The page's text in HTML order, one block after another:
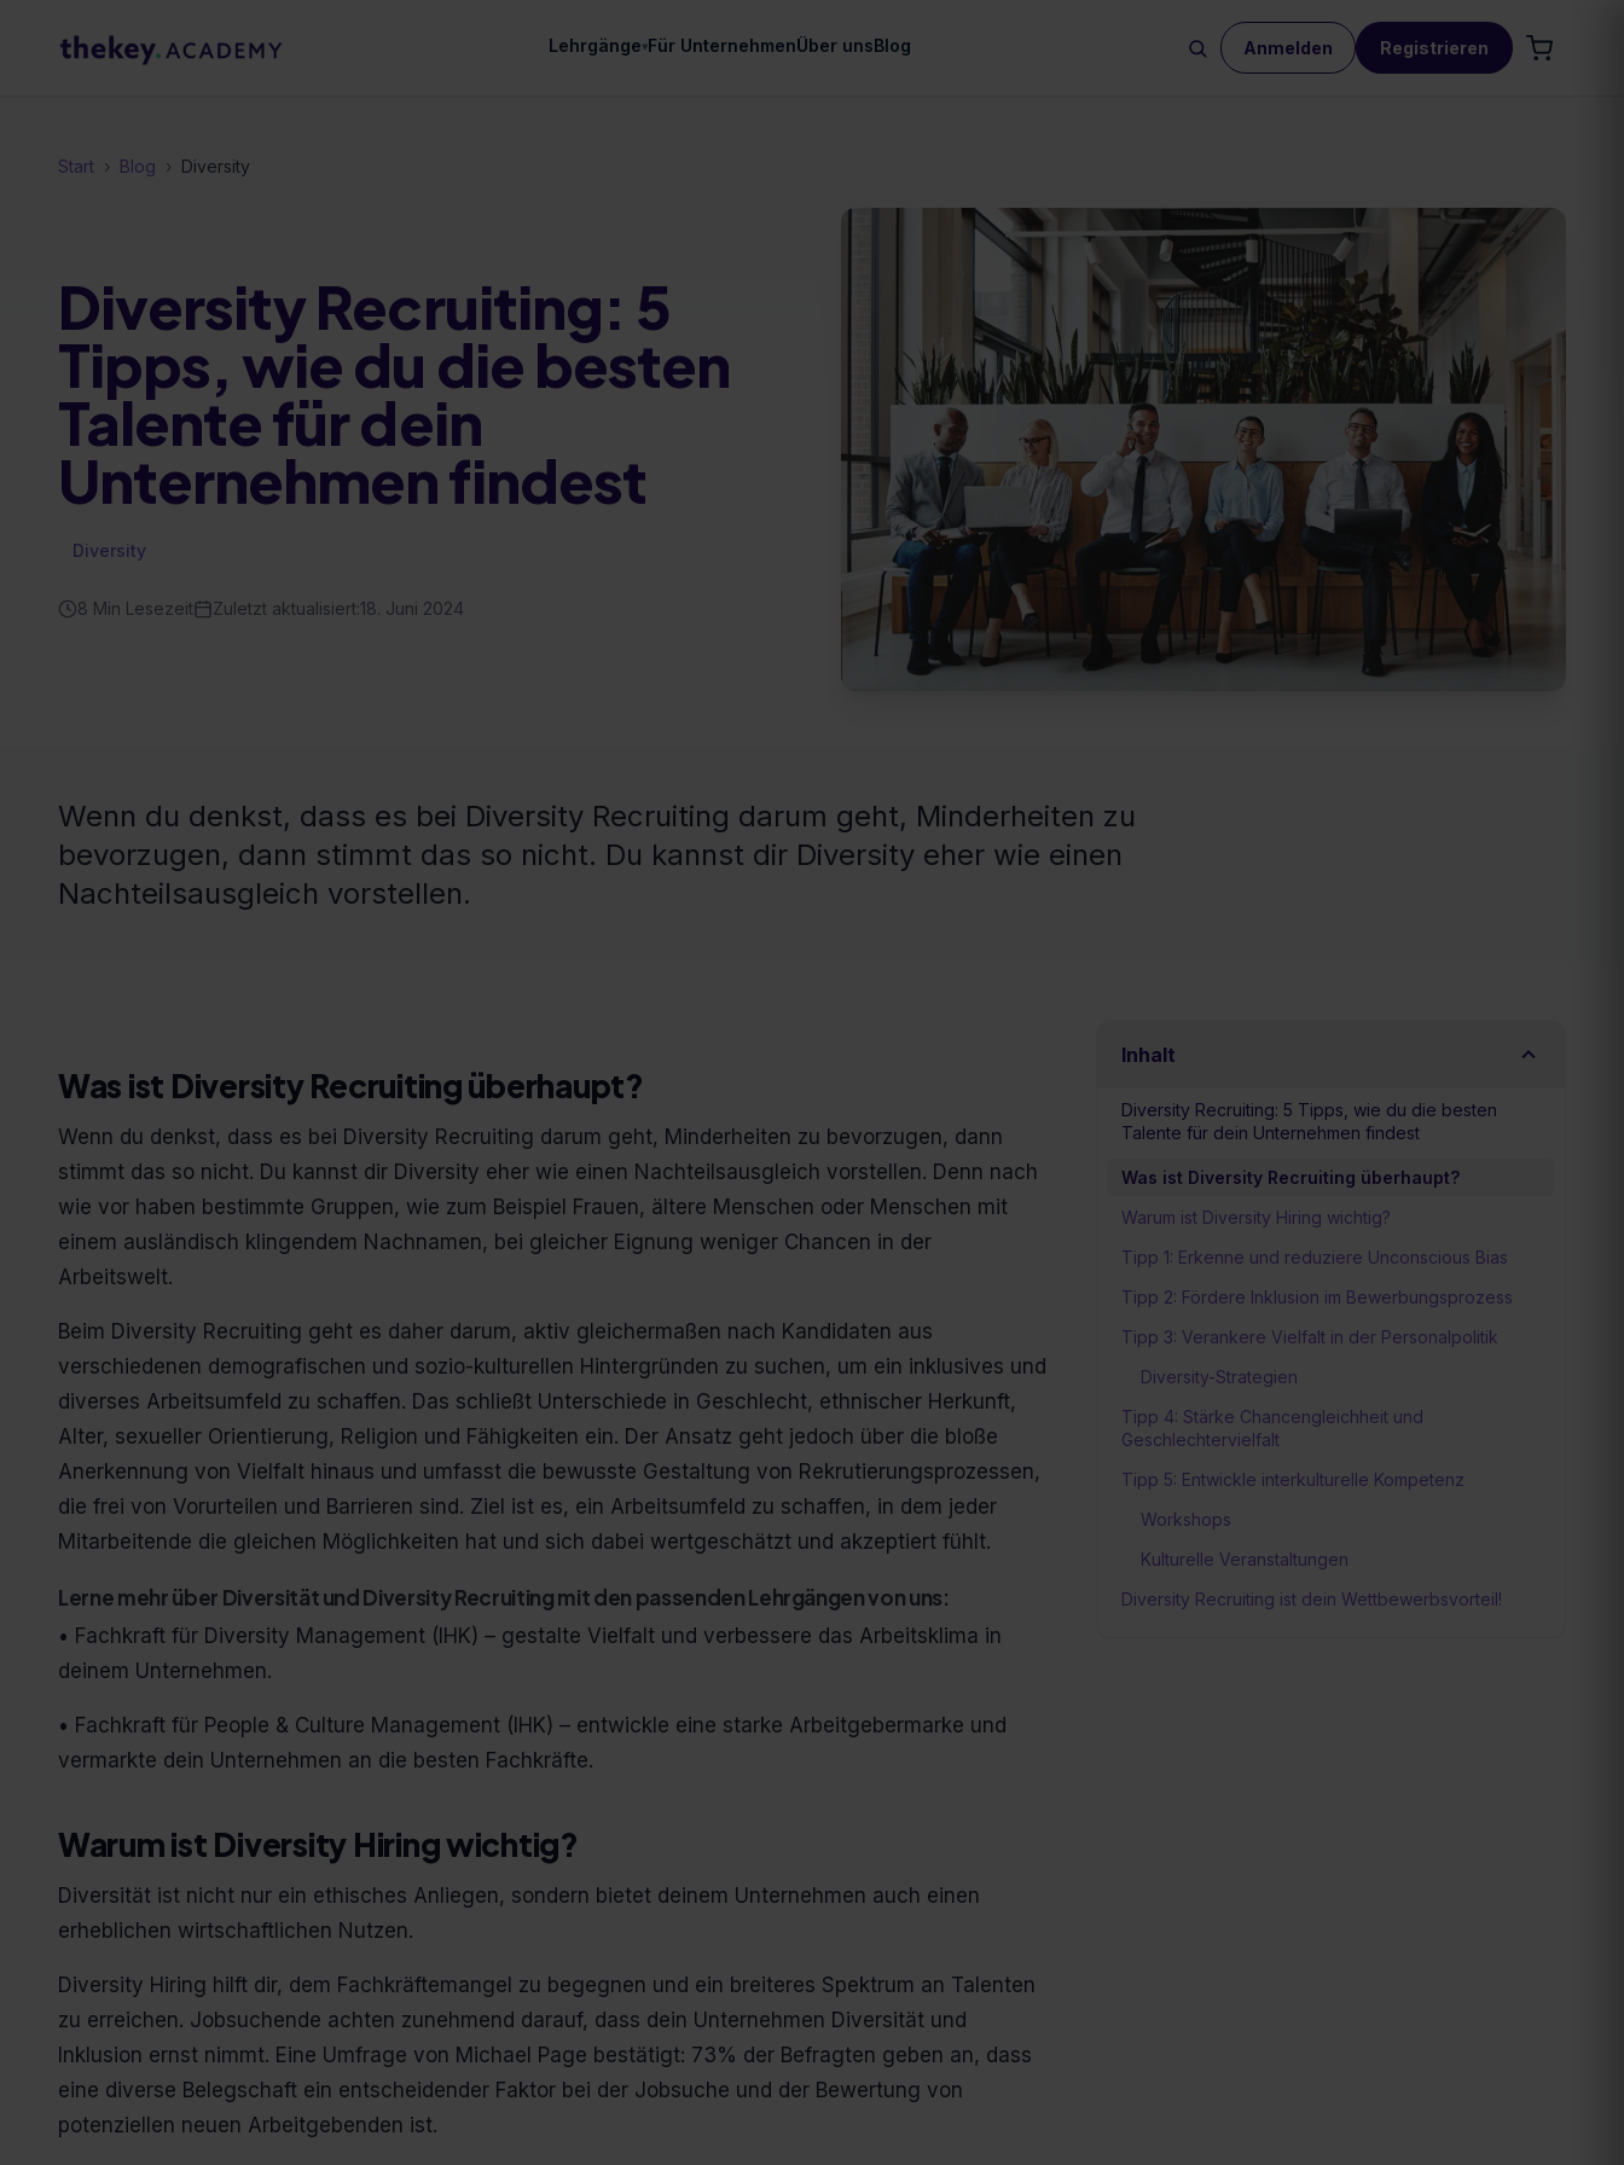
Lehrgänge▾Für UnternehmenÜber unsBlog Anmelden Registrieren
Start › Blog › Diversity
Diversity Recruiting: 5
Tipps, wie du die besten
Talente für dein
Unternehmen findest
Diversity
8 Min Lesezeit Zuletzt aktualisiert:18. Juni 2024
Wenn du denkst, dass es bei Diversity Recruiting darum geht, Minderheiten zu
bevorzugen, dann stimmt das so nicht. Du kannst dir Diversity eher wie einen
Nachteilsausgleich vorstellen.
Was ist Diversity Recruiting überhaupt?
Wenn du denkst, dass es bei Diversity Recruiting darum geht, Minderheiten zu bevorzugen, dann
stimmt das so nicht. Du kannst dir Diversity eher wie einen Nachteilsausgleich vorstellen. Denn nach
wie vor haben bestimmte Gruppen, wie zum Beispiel Frauen, ältere Menschen oder Menschen mit
einem ausländisch klingendem Nachnamen, bei gleicher Eignung weniger Chancen in der
Arbeitswelt.
Beim Diversity Recruiting geht es daher darum, aktiv gleichermaßen nach Kandidaten aus
verschiedenen demografischen und sozio-kulturellen Hintergründen zu suchen, um ein inklusives und
diverses Arbeitsumfeld zu schaffen. Das schließt Unterschiede in Geschlecht, ethnischer Herkunft,
Alter, sexueller Orientierung, Religion und Fähigkeiten ein. Der Ansatz geht jedoch über die bloße
Anerkennung von Vielfalt hinaus und umfasst die bewusste Gestaltung von Rekrutierungsprozessen,
die frei von Vorurteilen und Barrieren sind. Ziel ist es, ein Arbeitsumfeld zu schaffen, in dem jeder
Mitarbeitende die gleichen Möglichkeiten hat und sich dabei wertgeschätzt und akzeptiert fühlt.
Lerne mehr über Diversität und Diversity Recruiting mit den passenden Lehrgängen von uns:
• Fachkraft für Diversity Management (IHK) – gestalte Vielfalt und verbessere das Arbeitsklima in
deinem Unternehmen.
• Fachkraft für People & Culture Management (IHK) – entwickle eine starke Arbeitgebermarke und
vermarkte dein Unternehmen an die besten Fachkräfte.
Warum ist Diversity Hiring wichtig?
Diversität ist nicht nur ein ethisches Anliegen, sondern bietet deinem Unternehmen auch einen
erheblichen wirtschaftlichen Nutzen.
Diversity Hiring hilft dir, dem Fachkräftemangel zu begegnen und ein breiteres Spektrum an Talenten
zu erreichen. Jobsuchende achten zunehmend darauf, dass dein Unternehmen Diversität und
Inklusion ernst nimmt. Eine Umfrage von Michael Page bestätigt: 73% der Befragten geben an, dass
eine diverse Belegschaft ein entscheidender Faktor bei der Jobsuche und der Bewertung von
potenziellen neuen Arbeitgebenden ist​.
Inhalt
Diversity Recruiting: 5 Tipps, wie du die besten
Talente für dein Unternehmen findest
Was ist Diversity Recruiting überhaupt?
Warum ist Diversity Hiring wichtig?
Tipp 1: Erkenne und reduziere Unconscious Bias
Tipp 2: Fördere Inklusion im Bewerbungsprozess
Tipp 3: Verankere Vielfalt in der Personalpolitik
Diversity-Strategien
Tipp 4: Stärke Chancengleichheit und
Geschlechtervielfalt
Tipp 5: Entwickle interkulturelle Kompetenz
Workshops
Kulturelle Veranstaltungen
Diversity Recruiting ist dein Wettbewerbsvorteil!